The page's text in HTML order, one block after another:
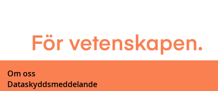
Om oss
Dataskyddsmeddelande